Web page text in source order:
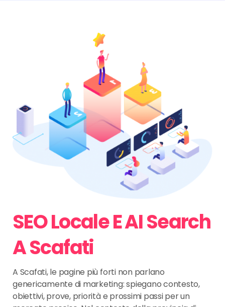
SEO Locale E AI Search
A Scafati
A Scafati, le pagine più forti non parlano
genericamente di marketing: spiegano contesto,
obiettivi, prove, priorità e prossimi passi per un